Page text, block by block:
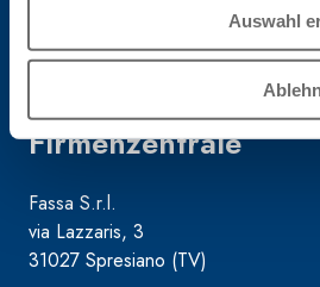
Auswahl
Firmenzentrale
Fassa S.r.l.
via Lazzaris, 3
31027 Spresiano (TV)